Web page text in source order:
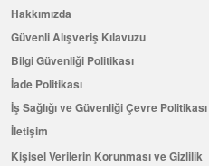
Hakkımızda
Güvenli Alışveriş Kılavuzu
Bilgi Güvenliği Politikası
İade Politikası
İş Sağlığı ve Güvenliği Çevre Politikası
İletişim
Kişisel Verilerin Korunması ve Gizlilik